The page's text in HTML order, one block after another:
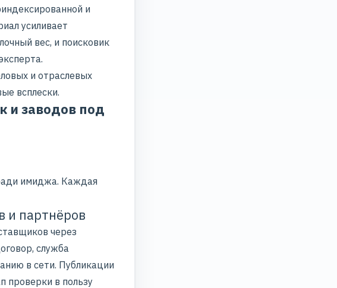
и
усиливает
вес, и поисковик
и отраслевых
всплески.
и заводов под
имиджа. Каждая
и партнёров
через
служба
в сети. Публикации
проверки в пользу